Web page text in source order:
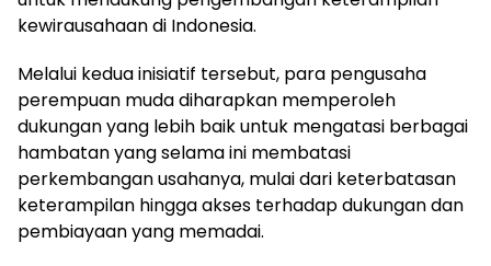
kewirausahaan di Indonesia.
Melalui kedua inisiatif tersebut, para pengusaha
perempuan muda diharapkan memperoleh
dukungan yang lebih baik untuk mengatasi berbagai
hambatan yang selama ini membatasi
perkembangan usahanya, mulai dari keterbatasan
keterampilan hingga akses terhadap dukungan dan
pembiayaan yang memadai.